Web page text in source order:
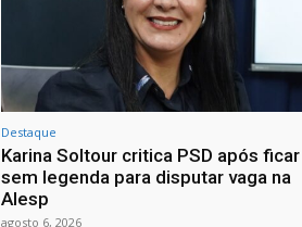
Destaque
Karina Soltour critica PSD após ficar
sem legenda para disputar vaga na
Alesp
agosto 6, 2026